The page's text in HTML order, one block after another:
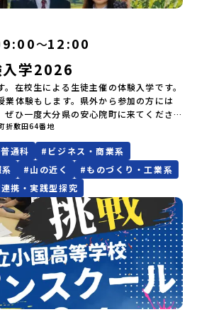
す。・よくあるご質問その他、よくある
ご確認ください。運営団体について＜プ
地域・教育魅力化プラットフォーム＞
続可能な地域・社会をつくる」という
に島根県に設立した教育事業団体で
連携しながら、中学卒業後に地域の枠を
や価値観に合った地域・学校で1〜3年間
ム「地域みらい留学」をはじめとした、
をつくり続けています。名 称：一般財
ラットフォーム設 立：2017年3月代表
0842 島根県松江市東本町二丁目25-6
在地公式HP：http://c-platform.or.jp/
川・小原E-mail：info@miratabi.jp「お
ログラム開催情報を公式LINEにて配信
域みらい留学公式LINE
についてお申込みいただいた方の中か
1週間を目途に、お申し込み時に記入い
に「当選／落選メール」をお送りいたし
載された「当選確認フォーム」に３日
フォームの提出をもって参加確定とさせ
フォームの期日までにご回答いただけな
させていただきます。当選取り消しが
選者へご連絡させていただきます。登録
望の場合は下記の地域みらい留学公式
ます。※受信制限設定をしていると、通
けません。その場合は、
ールを受信できるよう設定をお願いいた
別のお問合せにはお答えしておりません
お申し込みについてお申込はお一人様1回
ォンからお申込ください。申込後の内容
時は、メールアドレスの入力間違いにご
いて１室に複数(同性2～4名程度)で宿泊
アレルギー対応について個別の詳細なア
えしかねる場合がございます。対応が必
談ください。・参加取消や急遽参加でき
加決定後の参加お取り消しはご遠慮下さ
的に深掘りしたい方へ〜全体説明を聞い
的に何をするの？」「どんな町な
る説明会です。出水市ならではの豊か
ラムの中身をたっぷりとお伝えします。
19:45内 容： 出水市ってどんなとこ
質疑応答お申し込み：https://c-
気軽にどうぞ！「はじめての一人旅だ
験ができるの？」そんな保護者様の不安
朴な疑問にスタッフが直接お答えしま
ですので、ぜひご自宅からリラックス
し込み前に必ずご確認ください・参加
の参加申し込みいただく前に、「お申し
同意が必須となります。ご確認くださ
定についてお申込みいただいた方の中か
ら1週間を目途に、お申し込み時に記入い
に「当選／落選メール」をお送りいたし
記載された「当選確認フォーム」に3日以
ォームの提出をもって参加確定とさせて
ォームの期日までにご回答いただけない
させていただきます。当選取り消しがあ
者へご連絡させていただきます。登録メ
望の場合は下記の地域みらい留学公式
ます。※受信制限設定をしていると、通
考えて動くチカラを大切にしている」こ
を企画し取り組むユニークな高校で
はない、実践的な探究やフィールドワ
。今回は、そんなエネルギッシュに活
たり対話をしながら、町の文化・料理
イメージをもつことができる絶好の機
ない豊かな体験をぜひ楽しんでください
体験プログラム内容（予定）＜1日目＞
ン」「地熱染色・発電所見学」 -八幡
カラを使ったアートづくり「ペンショ
り」「星空観察」※希望者＜2日目＞
て）高校見学」 -高校生活をイメージし
校生・地元の方と交流を深める
」 -あけびづるで表札づく
（AM）「大更駅複合施設の見学」「振
-個人での振り返り -グループでの振り
） 解散 ※天候の状況や参加人数によっ
合がございます。参加概要【開催場所】
】8月3日（月）〜8月5日（水）※参加が
) 18:30～20：00に 「参加者向け事前オ
案内する予定です。【集合場所・時間】
さんにおすすめ！「おためし地域留学体
校と連携し、地域の枠を超えて学校生活
プチ体験できるプログラムです。はじ
現地でもスタッフがしっかりとサポート
ドは「北海道 標津町（しべつちょ
標津町（しべつちょう）は人口 約
奥に見えるのは北方領土の国後島（くな
産に認定されている秘境・知床半島（し
鳥など珍しい野鳥の宝庫である野付半島
ることができ、ミルクの里の牧草地が
もさかんで、海と緑と川の自然と生き
はさらに「鮭（さけ）の聖地」としても
にも贈られたほどで、今では「日本遺
一万年前から続く伝統的な「鮭」の産業
しがあります。一万年前の縄文時代か
受け継がれ、厳しい大自然と向き合い、
に深く感謝しながら生きていく姿勢は今
。日本遺産にも認定されている「サケ」
の裾野で命を育む酪農の歴史など、自然
てきた風土が存在します。標津高校で
を考える「フードデザイン」の授業がお
ちが地元の素材を活かしたメニュー開発
「標高給食DAY」としてオリジナル給食
〜12:00
学2026
在校生による生徒主催の体験入学です。
業体験もします。県外から参加の方には
ぜひ一度大分県の安心院町に来てくださ
折敷田64番地
普通科 # ビジネス・商業系
#山の近く #ものづくり・工業系
携・実践型探究